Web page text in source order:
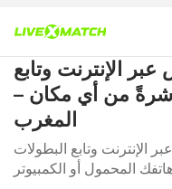
الإنترنت وتابع
من أي مكان –
المغرب
الإنترنت وتابع البطولات